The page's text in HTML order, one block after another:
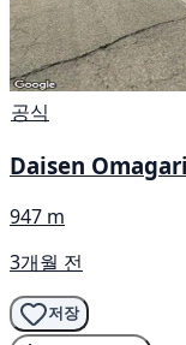
공식
Daisen
947 m
3개월 전
저장